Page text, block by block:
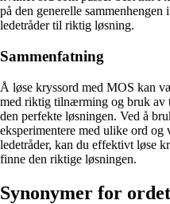
på den generelle
ledetråder til riktig løsning.
Sammenfatning
Å løse kryssord med MOS kan
med riktig tilnærming og bruk av
den perfekte løsningen. Ved å
eksperimentere med ulike ord
ledetråder, kan du effektivt løse
finne den riktige løsningen.
Synonymer for